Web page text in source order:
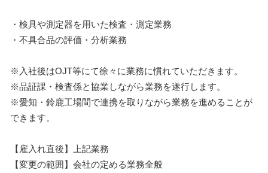
・検具や測定器を用いた検査・測定業務
・不具合品の評価・分析業務
※入社後はOJT等にて徐々に業務に慣れていただきます。
※品証課・検査係と協業しながら業務を遂行します。
※愛知・鈴鹿工場間で連携を取りながら業務を進めることが
できます。
【雇入れ直後】上記業務
【変更の範囲】会社の定める業務全般